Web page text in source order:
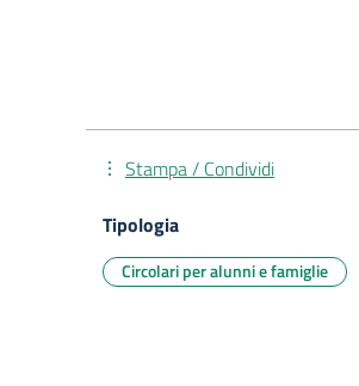
Stampa / Condividi
Tipologia
Circolari per alunni e famiglie